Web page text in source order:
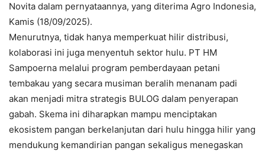
Novita dalam pernyataannya, yang diterima Agro Indonesia,
Kamis (18/09/2025).
Menurutnya, tidak hanya memperkuat hilir distribusi,
kolaborasi ini juga menyentuh sektor hulu. PT HM
Sampoerna melalui program pemberdayaan petani
tembakau yang secara musiman beralih menanam padi
akan menjadi mitra strategis BULOG dalam penyerapan
gabah. Skema ini diharapkan mampu menciptakan
ekosistem pangan berkelanjutan dari hulu hingga hilir yang
mendukung kemandirian pangan sekaligus menegaskan